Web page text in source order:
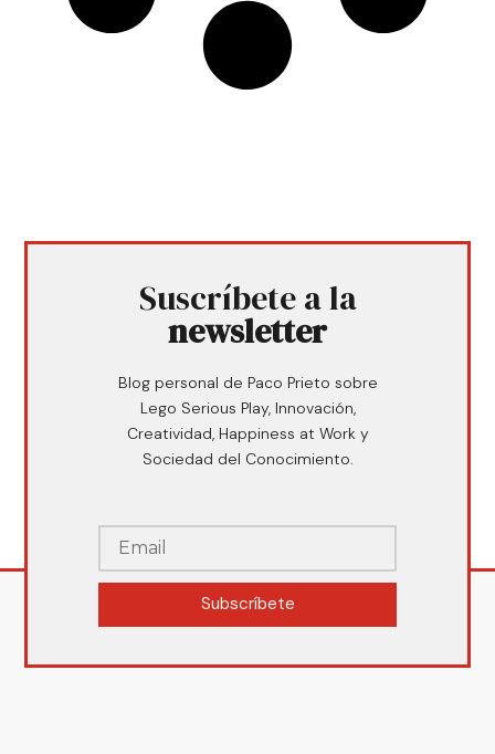
Suscríbete a la
newsletter
Blog personal de Paco Prieto sobre
Lego Serious Play, Innovación,
Creatividad, Happiness at Work y
Sociedad del Conocimiento.
Subscríbete